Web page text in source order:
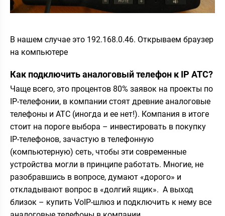
В нашем случае это 192.168.0.46. Открываем браузер
на компьютере
Как подключить аналоговый телефон к IP АТС?
Чаще всего, это процентов 80% заявок на проекты по
IP-телефонии, в компании стоят древние аналоговые
телефоны и АТС (иногда и ее нет!). Компания в итоге
стоит на пороге выбора – инвестировать в покупку
IP-телефонов, зачастую в телефонную
(компьютерную) сеть, чтобы эти современные
устройства могли в принципе работать. Многие, не
разобравшись в вопросе, думают «дорого» и
откладывают вопрос в «долгий ящик». А выход
близок – купить VoIP-шлюз и подключить к нему все